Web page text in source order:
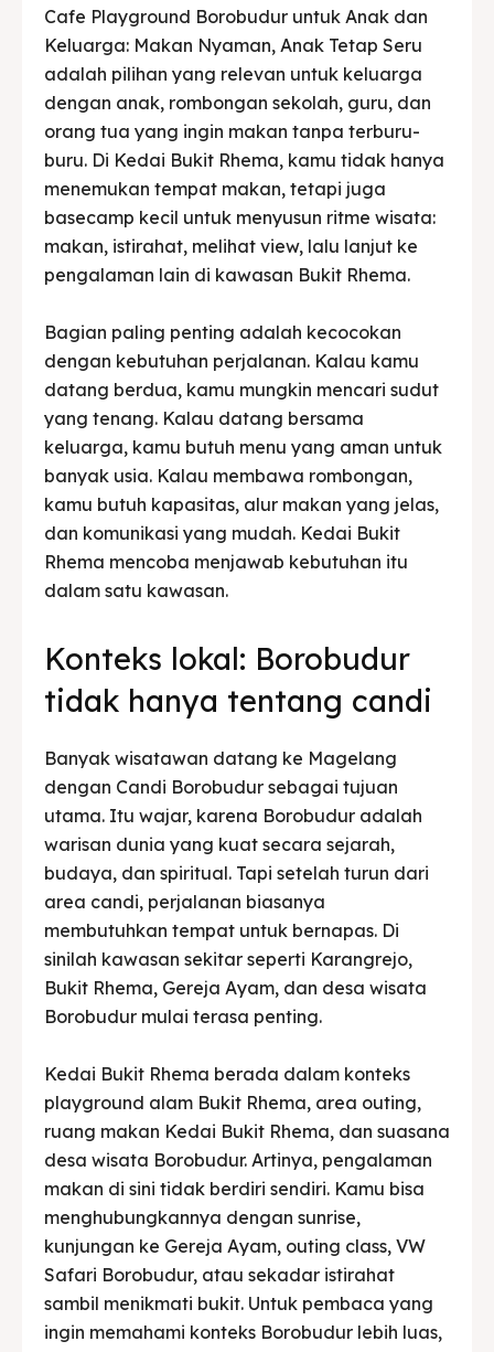
Cafe Playground Borobudur untuk Anak dan
Keluarga: Makan Nyaman, Anak Tetap Seru
adalah pilihan yang relevan untuk keluarga
dengan anak, rombongan sekolah, guru, dan
orang tua yang ingin makan tanpa terburu-
buru. Di Kedai Bukit Rhema, kamu tidak hanya
menemukan tempat makan, tetapi juga
basecamp kecil untuk menyusun ritme wisata:
makan, istirahat, melihat view, lalu lanjut ke
pengalaman lain di kawasan Bukit Rhema.
Bagian paling penting adalah kecocokan
dengan kebutuhan perjalanan. Kalau kamu
datang berdua, kamu mungkin mencari sudut
yang tenang. Kalau datang bersama
keluarga, kamu butuh menu yang aman untuk
banyak usia. Kalau membawa rombongan,
kamu butuh kapasitas, alur makan yang jelas,
dan komunikasi yang mudah. Kedai Bukit
Rhema mencoba menjawab kebutuhan itu
dalam satu kawasan.
Konteks lokal: Borobudur
tidak hanya tentang candi
Banyak wisatawan datang ke Magelang
dengan Candi Borobudur sebagai tujuan
utama. Itu wajar, karena Borobudur adalah
warisan dunia yang kuat secara sejarah,
budaya, dan spiritual. Tapi setelah turun dari
area candi, perjalanan biasanya
membutuhkan tempat untuk bernapas. Di
sinilah kawasan sekitar seperti Karangrejo,
Bukit Rhema, Gereja Ayam, dan desa wisata
Borobudur mulai terasa penting.
Kedai Bukit Rhema berada dalam konteks
playground alam Bukit Rhema, area outing,
ruang makan Kedai Bukit Rhema, dan suasana
desa wisata Borobudur. Artinya, pengalaman
makan di sini tidak berdiri sendiri. Kamu bisa
menghubungkannya dengan sunrise,
kunjungan ke Gereja Ayam, outing class, VW
Safari Borobudur, atau sekadar istirahat
sambil menikmati bukit. Untuk pembaca yang
ingin memahami konteks Borobudur lebih luas,